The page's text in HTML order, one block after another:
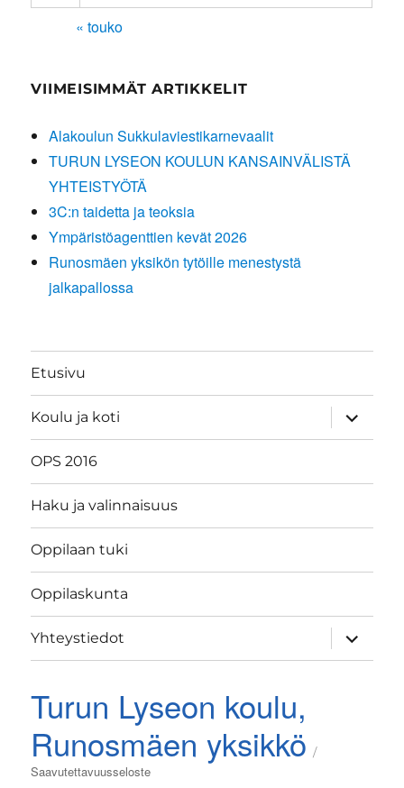
« touko
VIIMEISIMMÄT ARTIKKELIT
Alakoulun Sukkulaviestikarnevaalit
TURUN LYSEON KOULUN KANSAINVÄLISTÄ
YHTEISTYÖTÄ
3C:n taidetta ja teoksia
Ympäristöagenttien kevät 2026
Runosmäen yksikön tytöille menestystä
jalkapallossa
Etusivu
Koulu ja koti
näytä
OPS 2016
Haku ja valinnaisuus
Oppilaan tuki
Oppilaskunta
Yhteystiedot
näytä
Turun Lyseon koulu,
Runosmäen yksikkö
Saavutettavuusseloste